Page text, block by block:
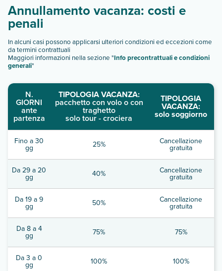
Annullamento vacanza: costi e
penali
In alcuni casi possono applicarsi ulteriori condizioni ed eccezioni come
da termini contrattuali
Maggiori informazioni nella sezione "Info precontrattuali e condizioni
generali"
N.
GIORNI
ante
partenza
TIPOLOGIA VACANZA:
pacchetto con volo o con
traghetto
solo tour - crociera
TIPOLOGIA
VACANZA:
solo soggiorno
Fino a 30
gg 25% Cancellazione
gratuita
Da 29 a 20
gg 40% Cancellazione
gratuita
Da 19 a 9
gg 50% Cancellazione
gratuita
Da 8 a 4
gg 75% 75%
Da 3 a 0
gg 100% 100%